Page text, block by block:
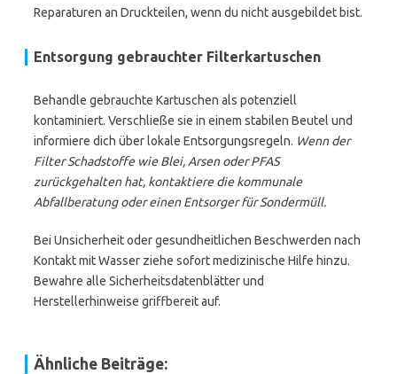
Reparaturen an Druckteilen, wenn du nicht ausgebildet bist.
Entsorgung gebrauchter Filterkartuschen
Behandle gebrauchte Kartuschen als potenziell
kontaminiert. Verschließe sie in einem stabilen Beutel und
informiere dich über lokale Entsorgungsregeln. Wenn der
Filter Schadstoffe wie Blei, Arsen oder PFAS
zurückgehalten hat, kontaktiere die kommunale
Abfallberatung oder einen Entsorger für Sondermüll.
Bei Unsicherheit oder gesundheitlichen Beschwerden nach
Kontakt mit Wasser ziehe sofort medizinische Hilfe hinzu.
Bewahre alle Sicherheitsdatenblätter und
Herstellerhinweise griffbereit auf.
Ähnliche Beiträge: